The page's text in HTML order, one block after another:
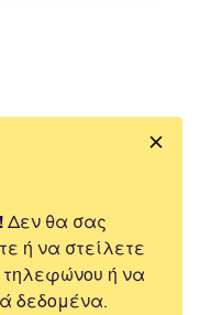
Δεν θα σας
ή να στείλετε
τηλεφώνου ή να
δεδομένα.